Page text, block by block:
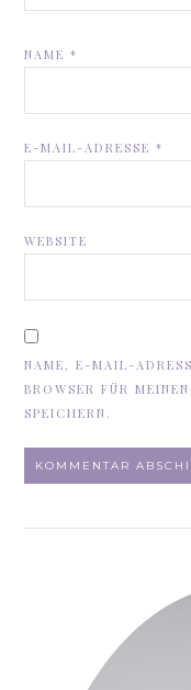
NAME*
E-MAIL-ADRESSE*
WEBSITE
NAME, E-MAIL-
BROWSER FÜR
SPEICHERN.